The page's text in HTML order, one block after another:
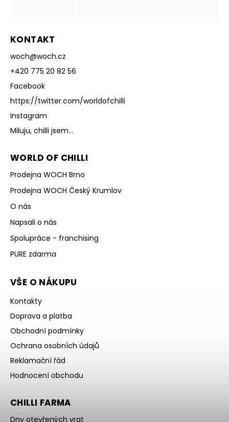
KONTAKT
woch@woch.cz
+420 775 20 82 56
Facebook
https://twitter.com/worldofchilli
Instagram
Miluju, chilli jsem...
WORLD OF CHILLI
Prodejna WOCH Brno
Prodejna WOCH Český Krumlov
O nás
Napsali o nás
Spolupráce - franchising
PURE zdarma
VŠE O NÁKUPU
Kontakty
Doprava a platba
Obchodní podmínky
Ochrana osobních údajů
Reklamační řád
Hodnocení obchodu
CHILLI FARMA
Dny otevřených vrat